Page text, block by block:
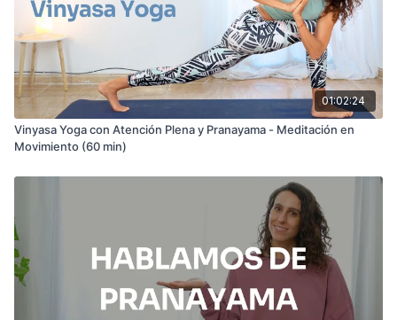
01:02:24
Vinyasa Yoga con Atención Plena y Pranayama - Meditación en
Movimiento (60 min)